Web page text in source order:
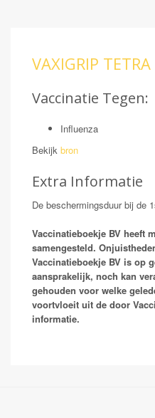
VAXIGRIP TETRA
Vaccinatie Tegen:
Influenza
Bekijk bron
Extra Informatie
De beschermingsduur bij de
Vaccinatieboekje BV heeft
samengesteld.
Vaccinatieboekje BV is op
aansprakelijk, noch kan
gehouden voor welke
voortvloeit uit de door
informatie.